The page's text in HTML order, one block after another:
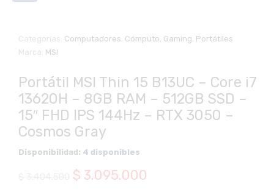
Categorías: Computadores Cómputo Gaming Portátiles
Marca: MSI
Portátil MSI Thin 15 B13UC – Core i7
13620H – 8GB RAM – 512GB SSD –
15″ FHD IPS 144Hz – RTX 3050 –
Cosmos Gray
Disponibilidad: 4 disponibles
El
$ 3.095.000